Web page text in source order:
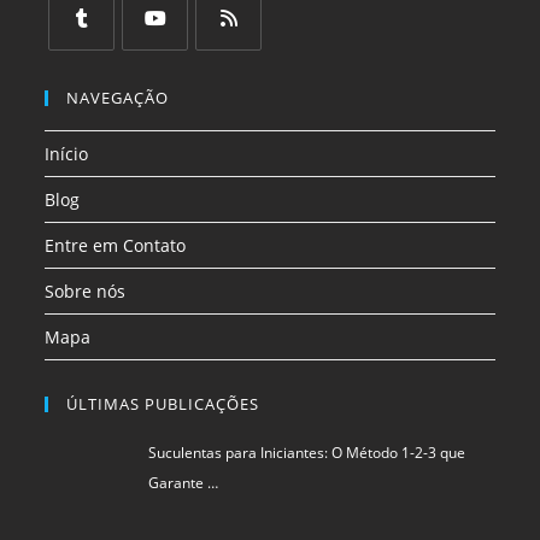
uma
aba
em
uma
aba
uma
em
nova
aba
em
aba
aba
NAVEGAÇÃO
Início
Blog
Entre em Contato
Sobre nós
Mapa
ÚLTIMAS PUBLICAÇÕES
Suculentas para Iniciantes: O Método 1-2-3 que
Garante …